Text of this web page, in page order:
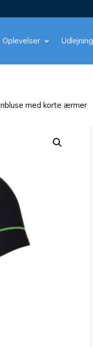
Oplevelser Udlejning
med korte ærmer